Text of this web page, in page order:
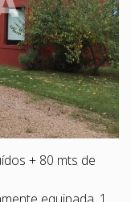
+ 80 mts de
equipada, 1